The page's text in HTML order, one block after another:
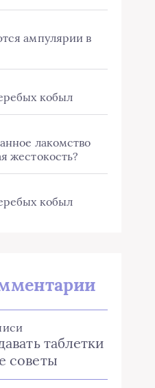
ампулярии в
кобыл
лакомство
жестокость?
кобыл
таблетки
советы